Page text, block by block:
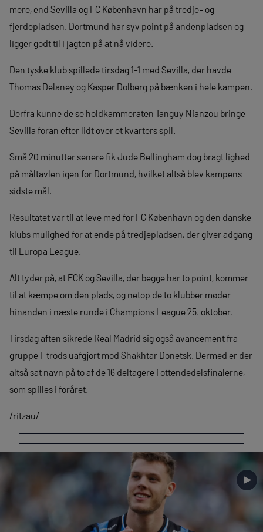
mere, end Sevilla og FC København har på tredje- og
fjerdepladsen. Dortmund har syv point på andenpladsen og
ligger godt til i jagten på at nå videre.
Den tyske klub spillede tirsdag 1-1 med Sevilla, der havde
Thomas Delaney og Kasper Dolberg på bænken i hele kampen.
Derfra kunne de se holdkammeraten Tanguy Nianzou bringe
Sevilla foran efter lidt over et kvarters spil.
Små 20 minutter senere fik Jude Bellingham dog bragt lighed
på måltavlen igen for Dortmund, hvilket altså blev kampens
sidste mål.
Resultatet var til at leve med for FC København og den danske
klubs mulighed for at ende på tredjepladsen, der giver adgang
til Europa League.
Alt tyder på, at FCK og Sevilla, der begge har to point, kommer
til at kæmpe om den plads, og netop de to klubber møder
hinanden i næste runde i Champions League 25. oktober.
Tirsdag aften sikrede Real Madrid sig også avancement fra
gruppe F trods uafgjort mod Shakhtar Donetsk. Dermed er der
altså sat navn på to af de 16 deltagere i ottendedelsfinalerne,
som spilles i foråret.
/ritzau/
►